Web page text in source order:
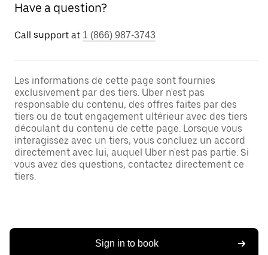
Have a question?
Call support at 1 (866) 987-3743
Les informations de cette page sont fournies
exclusivement par des tiers. Uber n'est pas
responsable du contenu, des offres faites par des
tiers ou de tout engagement ultérieur avec des tiers
découlant du contenu de cette page. Lorsque vous
interagissez avec un tiers, vous concluez un accord
directement avec lui, auquel Uber n'est pas partie. Si
vous avez des questions, contactez directement ce
tiers.
Sign in to book